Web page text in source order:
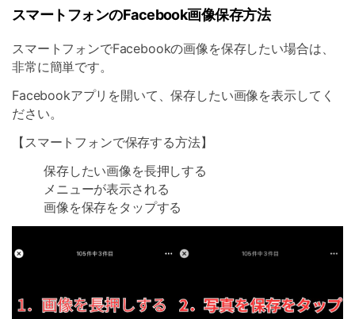
スマートフォンのFacebook画像保存方法
スマートフォンでFacebookの画像を保存したい場合は、
非常に簡単です。
Facebookアプリを開いて、保存したい画像を表示してく
ださい。
【スマートフォンで保存する方法】
保存したい画像を長押しする
メニューが表示される
画像を保存をタップする